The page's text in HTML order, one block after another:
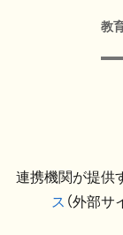
教
連携機関が提供
ス （外部